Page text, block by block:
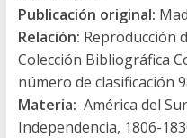
Publicación original:
Relación: Reproducción
Colección Bibliográfica
número de clasificación
Materia: América del
Independencia, 1806-